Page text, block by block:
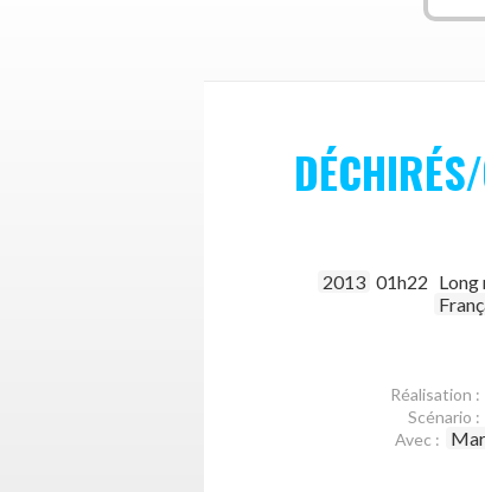
2013 01h22 Long
Réalisation :
Scénario :
Avec :